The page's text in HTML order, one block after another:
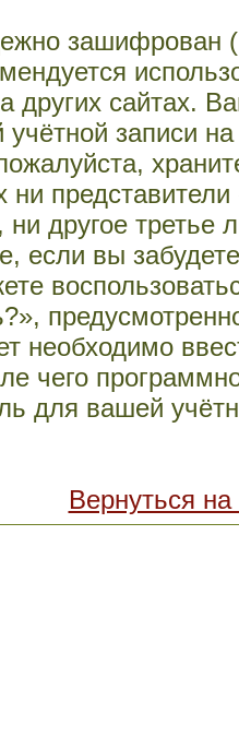
зашифрован
других сайтах.
учётной записи
ни
ни другое
если вы
необходимо
чего
для вашей
Вернуться